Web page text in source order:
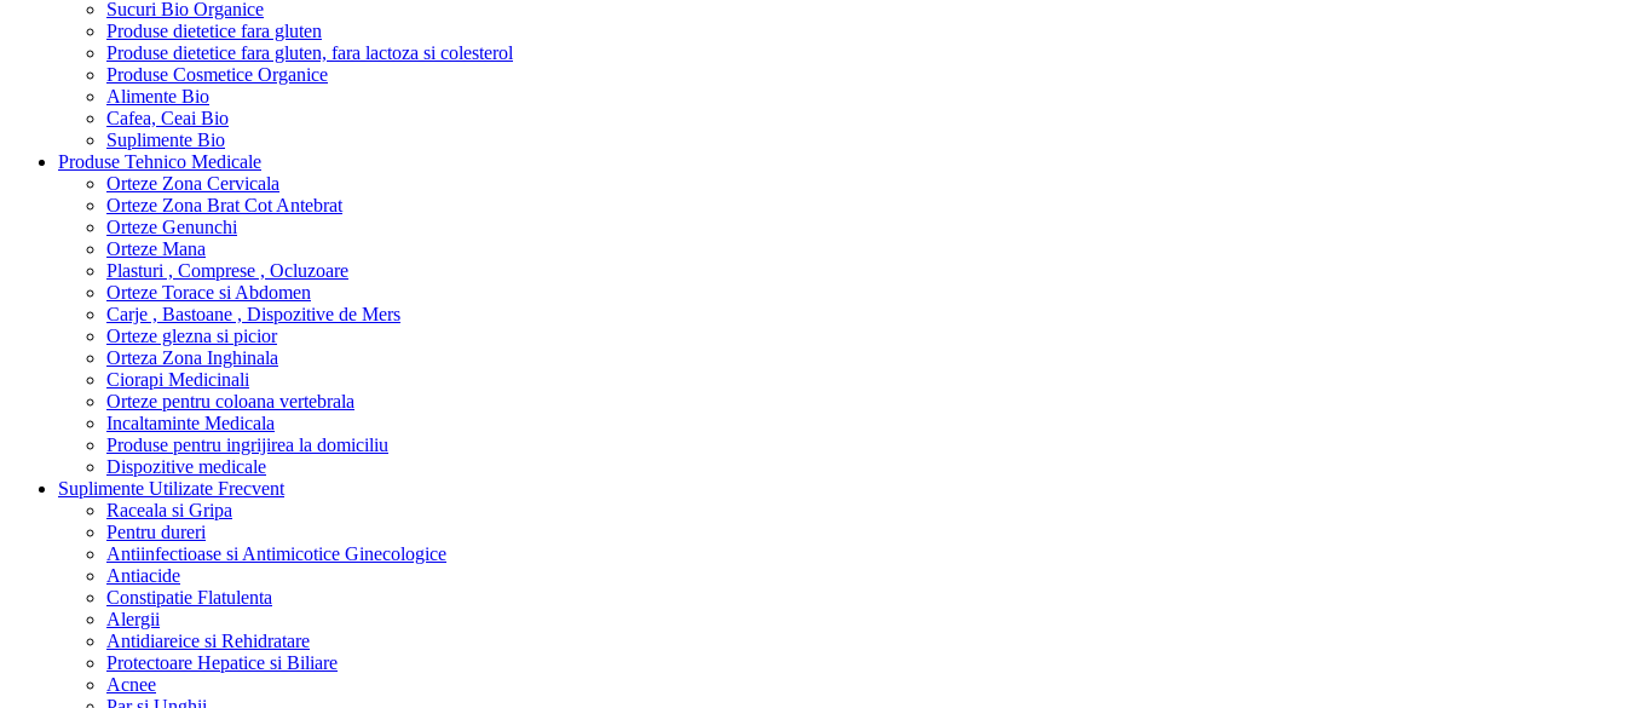
Sucuri Bio Organice
Produse dietetice fara gluten
Produse dietetice fara gluten, fara lactoza si colesterol
Produse Cosmetice Organice
Alimente Bio
Cafea, Ceai Bio
Suplimente Bio
Produse Tehnico Medicale
Orteze Zona Cervicala
Orteze Zona Brat Cot Antebrat
Orteze Genunchi
Orteze Mana
Plasturi , Comprese , Ocluzoare
Orteze Torace si Abdomen
Carje , Bastoane , Dispozitive de Mers
Orteze glezna si picior
Orteza Zona Inghinala
Ciorapi Medicinali
Orteze pentru coloana vertebrala
Incaltaminte Medicala
Produse pentru ingrijirea la domiciliu
Dispozitive medicale
Suplimente Utilizate Frecvent
Raceala si Gripa
Pentru dureri
Antiinfectioase si Antimicotice Ginecologice
Antiacide
Constipatie Flatulenta
Alergii
Antidiareice si Rehidratare
Protectoare Hepatice si Biliare
Acnee